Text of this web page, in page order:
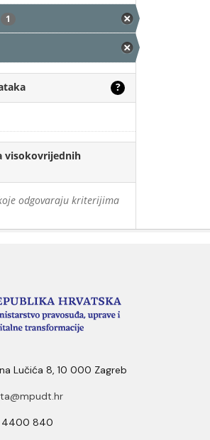
1
?
visokovrijednih
odgovaraju kriterijima